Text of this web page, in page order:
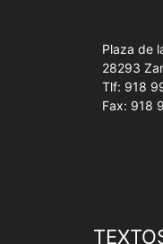
Plaza de
28293
Tlf: 918
Fax: 918